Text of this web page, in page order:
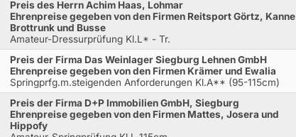
Preis des Herrn Achim Haas, Lohmar
Ehrenpreise gegeben von den Firmen Reitsport Görtz, Kanne
Brottrunk und Busse
Amateur-Dressurprüfung Kl.L* - Tr.
Preis der Firma Das Weinlager Siegburg Lehnen GmbH
Ehrenpreise gegeben von den Firmen Krämer und Ewalia
Springprfg.m.steigenden Anforderungen Kl.A** (95-115cm)
Preis der Firma D+P Immobilien GmbH, Siegburg
Ehrenpreise gegeben von den Firmen Mattes, Josera und
Hippofy